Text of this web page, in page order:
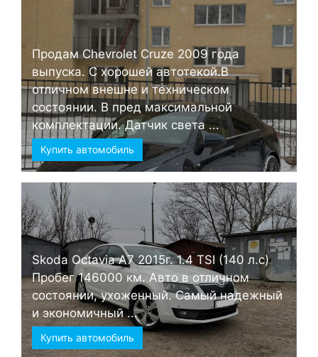
Продам Chevrolet Cruze 2009 года
выпуска. С хорошей автотекой.В
отличном внешне и техническом
состоянии. В пред максимальной
комплектации. Датчик света ...
Купить автомобиль
Skoda Octavia А7 2015г. 1.4 TSI (140 л.с)
Пробег 146000 км. Авто в отличном
состоянии, ухоженный. Самый надежный
и экономичный ...
Купить автомобиль